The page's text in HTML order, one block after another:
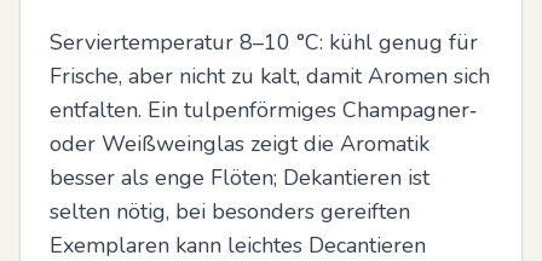
Serviertemperatur 8–10 °C: kühl genug für
Frische, aber nicht zu kalt, damit Aromen sich
entfalten. Ein tulpenförmiges Champagner‑
oder Weißweinglas zeigt die Aromatik
besser als enge Flöten; Dekantieren ist
selten nötig, bei besonders gereiften
Exemplaren kann leichtes Decantieren